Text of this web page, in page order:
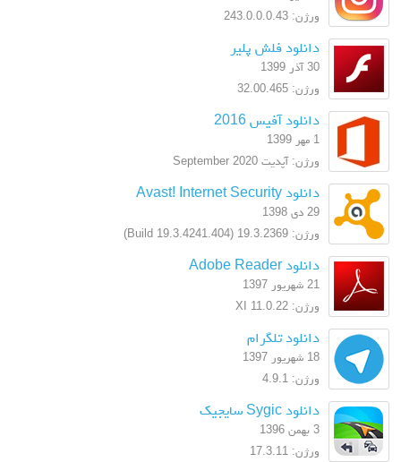
ورژن: 243.0.0.0.43
دانلود فلش پلیر
دانلود آفیس 2016
ورژن: آپدیت September 2020
دانلود Avast! Internet Security
ورژن: 19.3.2369 (Build 19.3.4241.404)
دانلود Adobe Reader
ورژن: XI 11.0.22
دانلود تلگرام
18 شهریور 1397
ورژن: 4.9.1
دانلود Sygic سایجیک
ورژن: 17.3.11